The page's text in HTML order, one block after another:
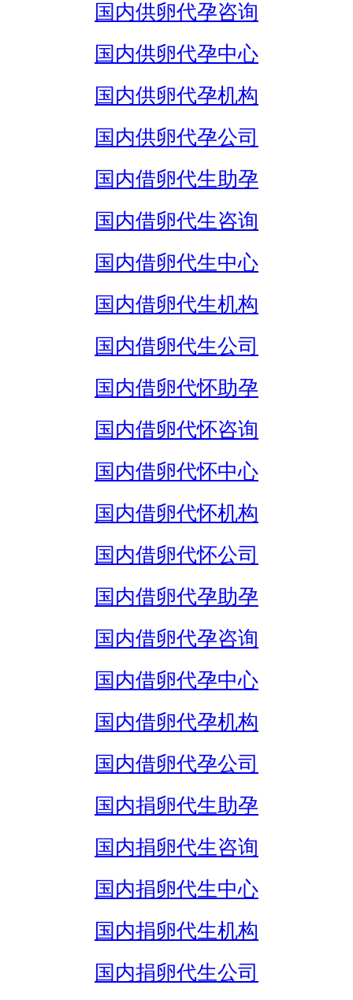
国内供卵代孕咨询
国内供卵代孕中心
国内供卵代孕机构
国内供卵代孕公司
国内借卵代生助孕
国内借卵代生咨询
国内借卵代生中心
国内借卵代生机构
国内借卵代生公司
国内借卵代怀助孕
国内借卵代怀咨询
国内借卵代怀中心
国内借卵代怀机构
国内借卵代怀公司
国内借卵代孕助孕
国内借卵代孕咨询
国内借卵代孕中心
国内借卵代孕机构
国内借卵代孕公司
国内捐卵代生助孕
国内捐卵代生咨询
国内捐卵代生中心
国内捐卵代生机构
国内捐卵代生公司